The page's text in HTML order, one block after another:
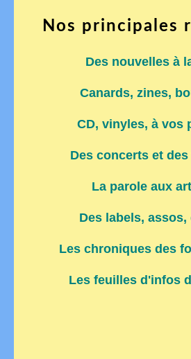
Nos principales
Des nouvelles à
Canards, zines,
CD, vinyles, à vos
Des concerts et
La parole aux
Des labels,
Les chroniques des
Les feuilles d'infos